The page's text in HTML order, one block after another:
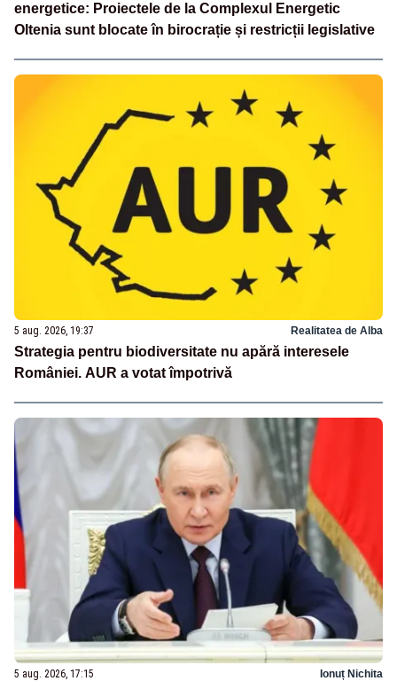
energetice: Proiectele de la Complexul Energetic
Oltenia sunt blocate în birocrație și restricții legislative
5 aug. 2026, 19:37 Realitatea de Alba
Strategia pentru biodiversitate nu apără interesele
României. AUR a votat împotrivă
5 aug. 2026, 17:15 Ionuț Nichita